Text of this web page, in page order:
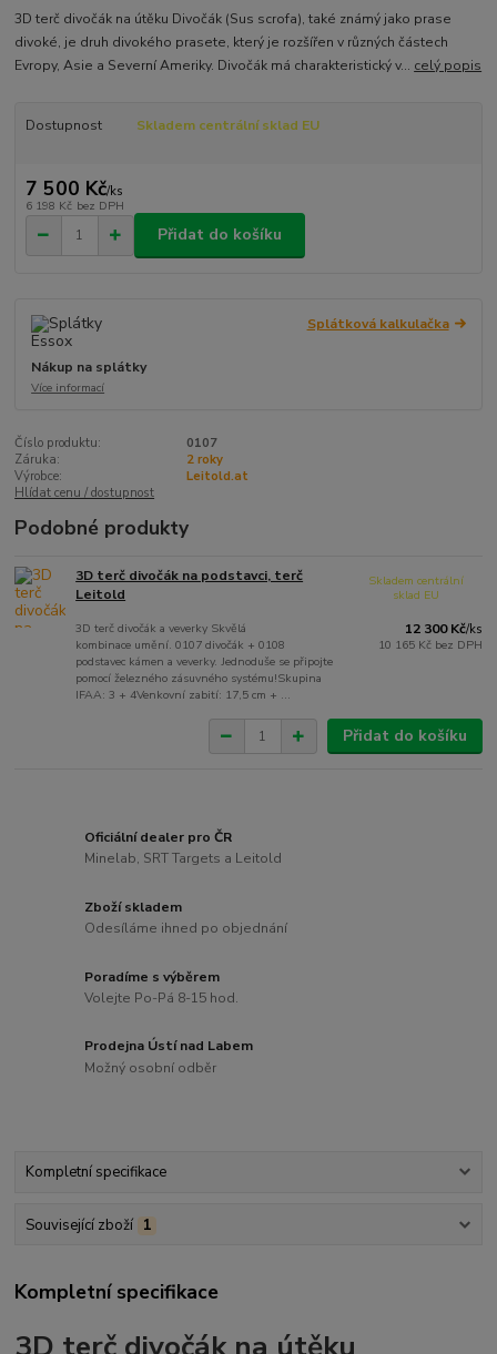
3D terč divočák na útěku Divočák (Sus scrofa), také známý jako prase
divoké, je druh divokého prasete, který je rozšířen v různých částech
Evropy, Asie a Severní Ameriky. Divočák má charakteristický v... celý popis
Dostupnost Skladem centrální sklad EU
7 500 Kč/ks
6 198 Kč bez DPH
Přidat do košíku
Splátková kalkulačka
Nákup na splátky
Více informací
Číslo produktu:
0107
Záruka:
2 roky
Výrobce:
Leitold.at
Hlídat cenu / dostupnost
Podobné produkty
3D terč divočák na podstavci, terč
Leitold
3D terč divočák a veverky Skvělá
kombinace umění. 0107 divočák + 0108
podstavec kámen a veverky. Jednoduše se připojte
pomocí železného zásuvného systému!Skupina
IFAA: 3 + 4Venkovní zabití: 17,5 cm + ...
12 300 Kč/ks
10 165 Kč bez DPH
Skladem centrální
sklad EU
Přidat do košíku
Oficiální dealer pro ČR
Minelab, SRT Targets a Leitold
Zboží skladem
Odesíláme ihned po objednání
Poradíme s výběrem
Volejte Po-Pá 8-15 hod.
Prodejna Ústí nad Labem
Možný osobní odběr
Kompletní specifikace
Související zboží 1
Kompletní specifikace